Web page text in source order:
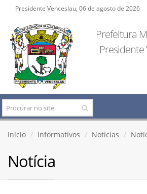
Presidente Venceslau, 06 de agosto de 2026
Prefeitura
Presidente
Início Informativos Notícias
Notícia